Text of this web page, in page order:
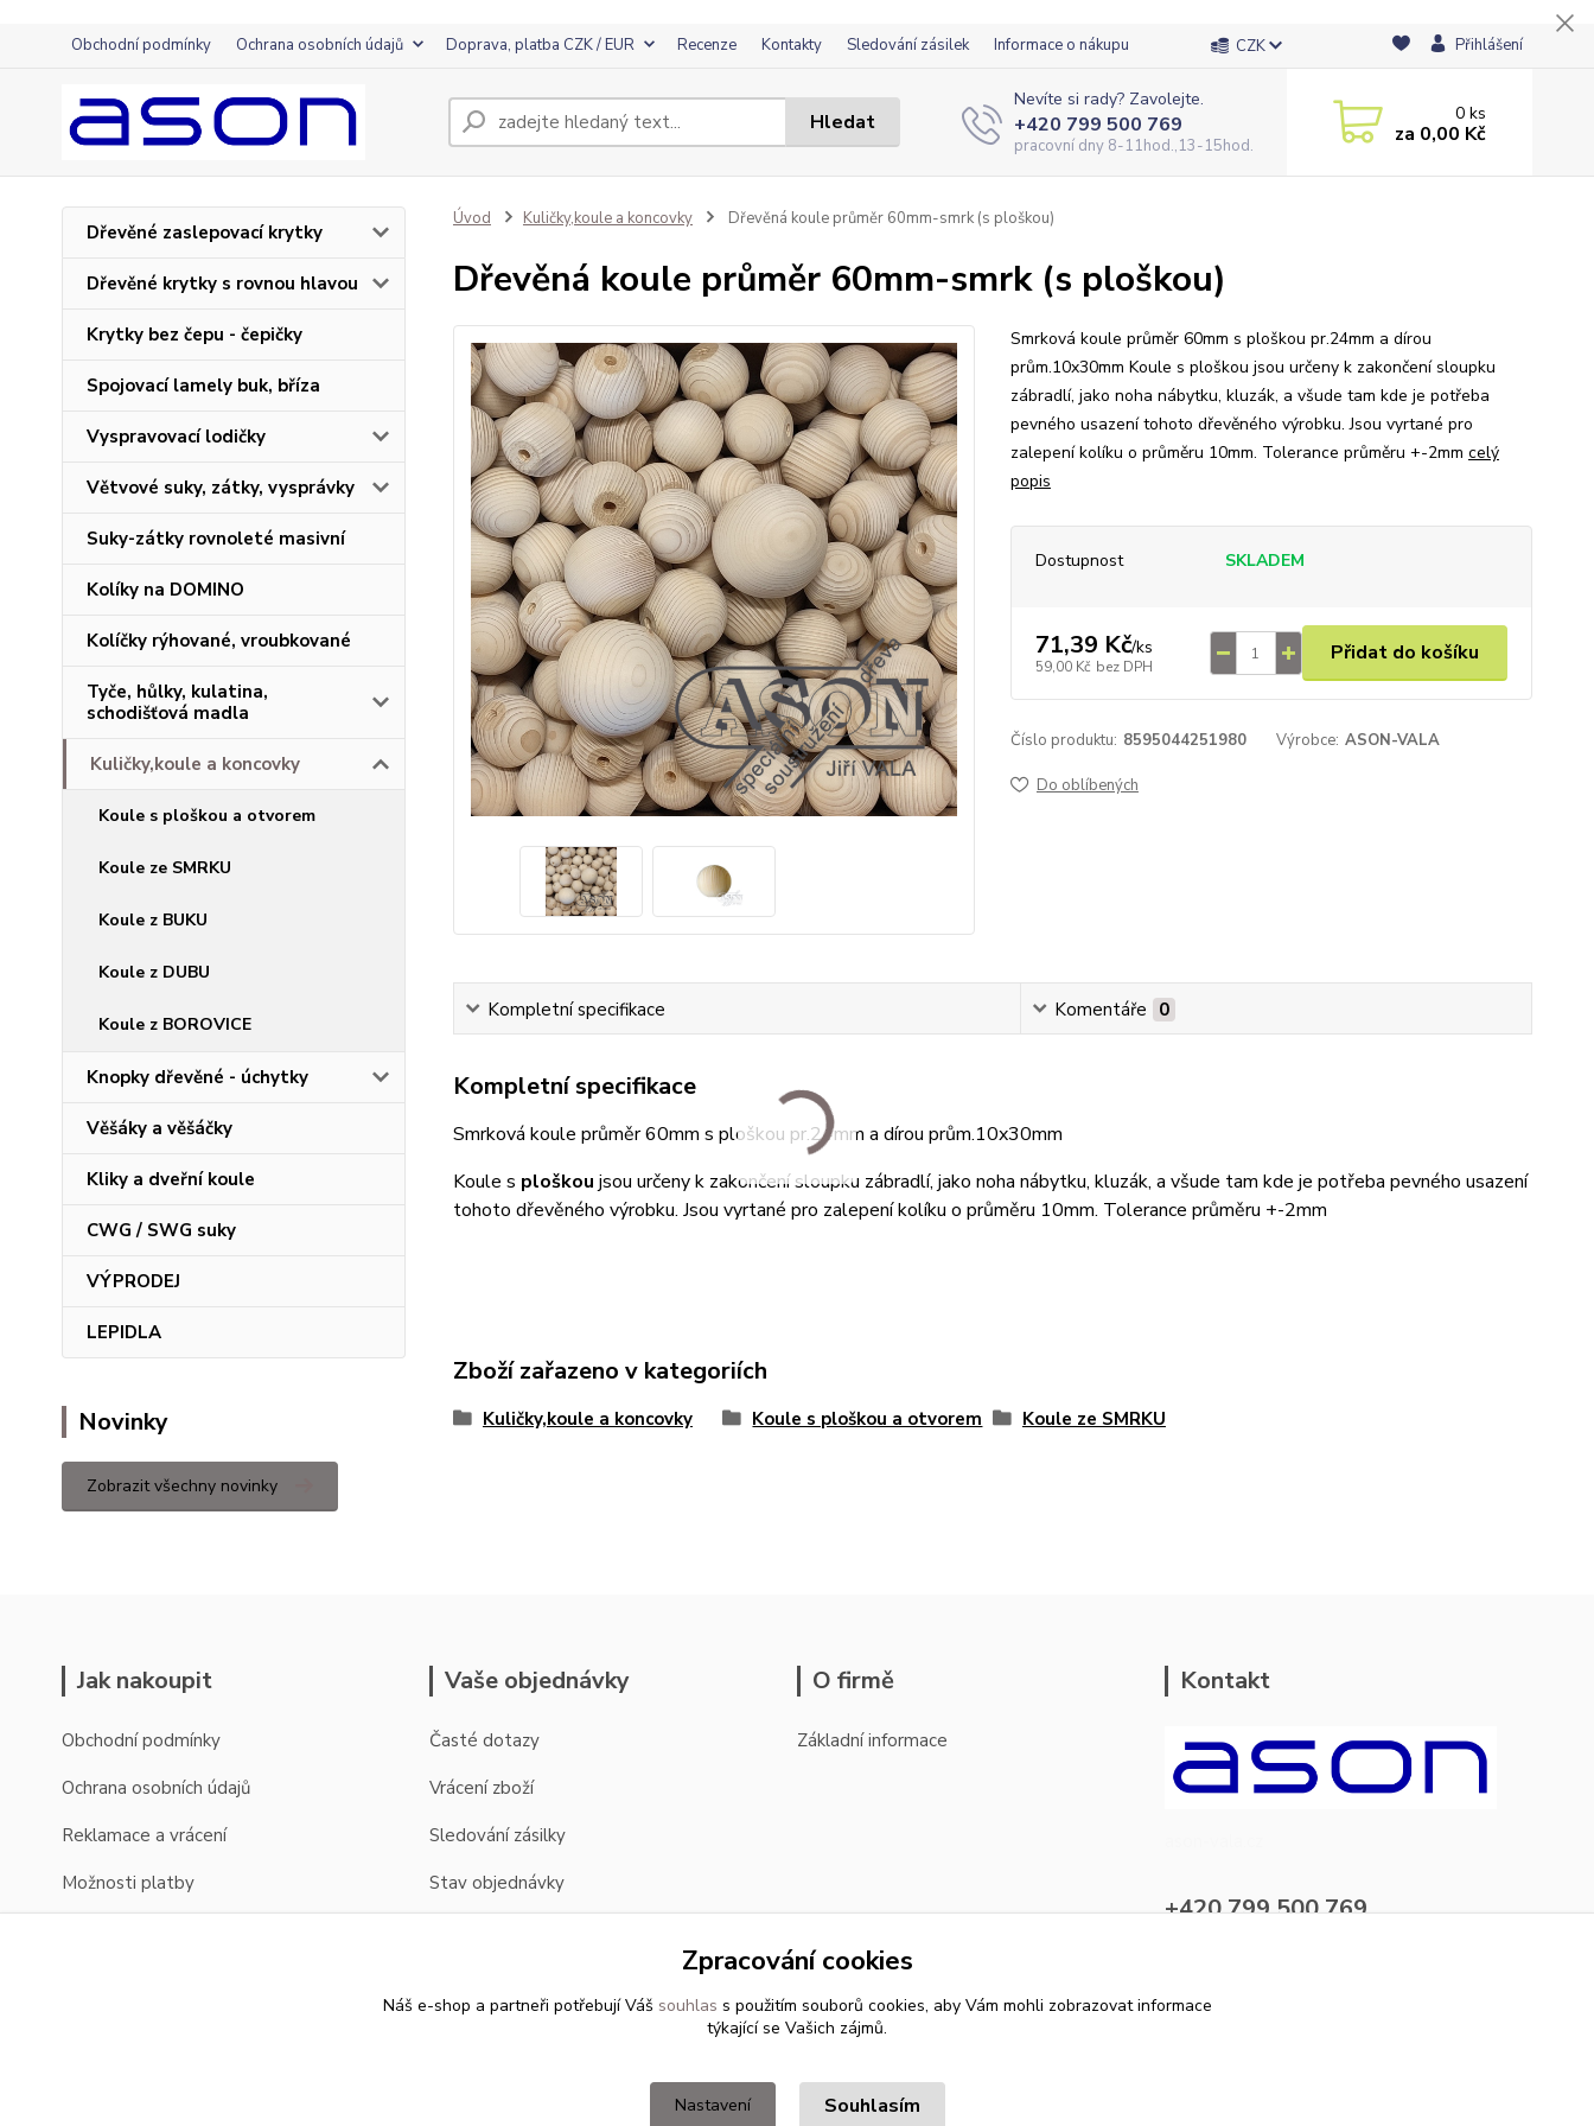
Obchodní podmínky Ochrana osobních údajů Doprava, platba CZK / EUR Recenze Kontakty Sledování zásilek Informace o nákupu CZK Přihlášení
Hledat
Nevíte si rady? Zavolejte.
+420 799 500 769
pracovní dny 8-11hod.,13-15hod.
0ks
za 0,00 Kč
Dřevěné zaslepovací krytky
Dřevěné krytky s rovnou hlavou
Krytky bez čepu - čepičky
Spojovací lamely buk, bříza
Vyspravovací lodičky
Větvové suky, zátky, vysprávky
Suky-zátky rovnoleté masivní
Kolíky na DOMINO
Kolíčky rýhované, vroubkované
Tyče, hůlky, kulatina,
schodišťová madla
Kuličky,koule a koncovky
Koule s ploškou a otvorem
Koule ze SMRKU
Koule z BUKU
Koule z DUBU
Koule z BOROVICE
Knopky dřevěné - úchytky
Věšáky a věšáčky
Kliky a dveřní koule
CWG / SWG suky
VÝPRODEJ
LEPIDLA
Novinky
Zobrazit všechny novinky
Úvod Kuličky,koule a koncovky Dřevěná koule průměr 60mm-smrk (s ploškou)
Dřevěná koule průměr 60mm-smrk (s ploškou)
Smrková koule průměr 60mm s ploškou pr.24mm a dírou
prům.10x30mm Koule s ploškou jsou určeny k zakončení sloupku
zábradlí, jako noha nábytku, kluzák, a všude tam kde je potřeba
pevného usazení tohoto dřevěného výrobku. Jsou vyrtané pro
zalepení kolíku o průměru 10mm. Tolerance průměru +-2mm celý
popis
Dostupnost SKLADEM
71,39 Kč/ks
59,00 Kč bez DPH
Přidat do košíku
Číslo produktu: 8595044251980 Výrobce: ASON-VALA
Do oblíbených
Kompletní specifikace Komentáře 0
Kompletní specifikace
Smrková koule průměr 60mm s ploškou pr.24mm a dírou prům.10x30mm
Koule s ploškou jsou určeny k zakončení sloupku zábradlí, jako noha nábytku, kluzák, a všude tam kde je potřeba pevného usazení
tohoto dřevěného výrobku. Jsou vyrtané pro zalepení kolíku o průměru 10mm. Tolerance průměru +-2mm
Zboží zařazeno v kategoriích
Kuličky,koule a koncovky Koule s ploškou a otvorem Koule ze SMRKU
Jak nakoupit
Obchodní podmínky
Ochrana osobních údajů
Reklamace a vrácení
Možnosti platby
Vaše objednávky
Časté dotazy
Vrácení zboží
Sledování zásilky
Stav objednávky
O firmě
Základní informace
Kontakt
+420 799 500 769
Zpracování cookies
Náš e-shop a partneři potřebují Váš souhlas s použitím souborů cookies, aby Vám mohli zobrazovat informace
týkající se Vašich zájmů.
Nastavení Souhlasím